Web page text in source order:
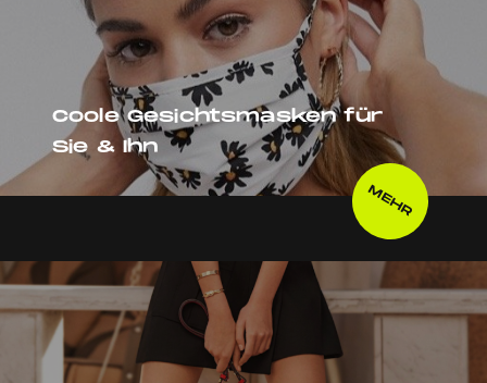
Coole Gesichtsmasken für
Sie & Ihn
MEHR